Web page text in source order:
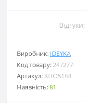
Відгуки:
Виробник: IDEYKA
Код товару:247277
Артикул: KHO5184
Наявність:81